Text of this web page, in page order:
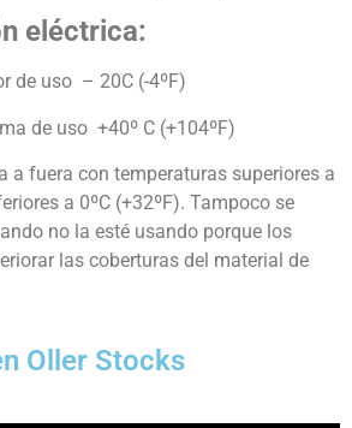
eléctrica:
de uso – 20C (-4ºF)
de uso +40º C (+104ºF)
a fuera con temperaturas superiores a
a 0ºC (+32ºF). Tampoco se
no la esté usando porque los
las coberturas del material de
Oller Stocks